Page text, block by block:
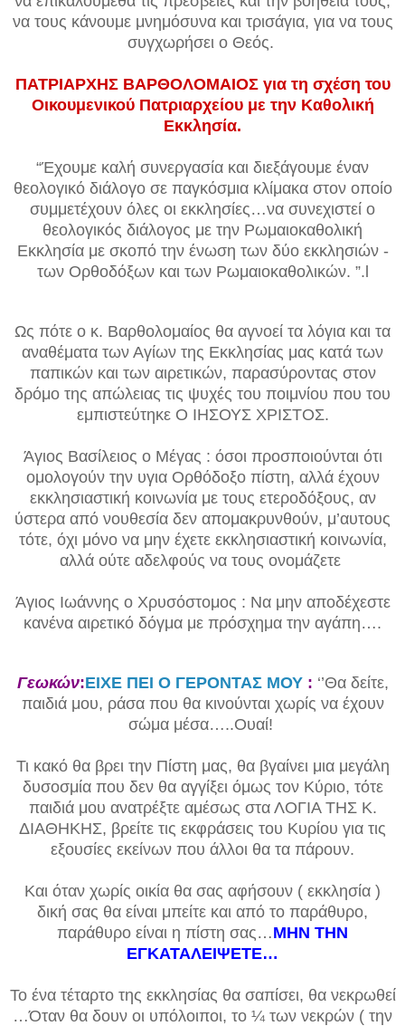
να τους κάνουμε μνημόσυνα και τρισάγια, για να τους
συγχωρήσει ο Θεός.
ΠΑΤΡΙΑΡΧΗΣ ΒΑΡΘΟΛΟΜΑΙΟΣ για τη σχέση του
Οικουμενικού Πατριαρχείου με την Καθολική
Εκκλησία.
“Έχουμε καλή συνεργασία και διεξάγουμε έναν
θεολογικό διάλογο σε παγκόσμια κλίμακα στον οποίο
συμμετέχουν όλες οι εκκλησίες…να συνεχιστεί ο
θεολογικός διάλογος με την Ρωμαιοκαθολική
Εκκλησία με σκοπό την ένωση των δύο εκκλησιών -
των Ορθοδόξων και των Ρωμαιοκαθολικών. ”.l
Ως πότε ο κ. Βαρθολομαίος θα αγνοεί τα λόγια και τα
αναθέματα των Αγίων της Εκκλησίας μας κατά των
παπικών και των αιρετικών, παρασύροντας στον
δρόμο της απώλειας τις ψυχές του ποιμνίου που του
εμπιστεύτηκε Ο ΙΗΣΟΥΣ ΧΡΙΣΤΟΣ.
Άγιος Βασίλειος ο Μέγας : όσοι προσποιούνται ότι
ομολογούν την υγια Ορθόδοξο πίστη, αλλά έχουν
εκκλησιαστική κοινωνία με τους ετεροδόξους, αν
ύστερα από νουθεσία δεν απομακρυνθούν, μ’αυτους
τότε, όχι μόνο να μην έχετε εκκλησιαστική κοινωνία,
αλλά ούτε αδελφούς να τους ονομάζετε
Άγιος Ιωάννης ο Χρυσόστομος : Να μην αποδέχεστε
κανένα αιρετικό δόγμα με πρόσχημα την αγάπη….
Γεωκών:ΕΙΧΕ ΠΕΙ Ο ΓΕΡΟΝΤΑΣ ΜΟΥ: ‘’Θα δείτε,
παιδιά μου, ράσα που θα κινούνται χωρίς να έχουν
σώμα μέσα…..Ουαί!
Τι κακό θα βρει την Πίστη μας, θα βγαίνει μια μεγάλη
δυσοσμία που δεν θα αγγίξει όμως τον Κύριο, τότε
παιδιά μου ανατρέξτε αμέσως στα ΛΟΓΙΑ ΤΗΣ Κ.
ΔΙΑΘΗΚΗΣ, βρείτε τις εκφράσεις του Κυρίου για τις
εξουσίες εκείνων που άλλοι θα τα πάρουν.
Και όταν χωρίς οικία θα σας αφήσουν ( εκκλησία )
δική σας θα είναι μπείτε και από το παράθυρο,
παράθυρο είναι η πίστη σας…ΜΗΝ ΤΗΝ
ΕΓΚΑΤΑΛΕΙΨΕΤΕ…
Το ένα τέταρτο της εκκλησίας θα σαπίσει, θα νεκρωθεί
…Όταν θα δουν οι υπόλοιποι, το ¼ των νεκρών ( την